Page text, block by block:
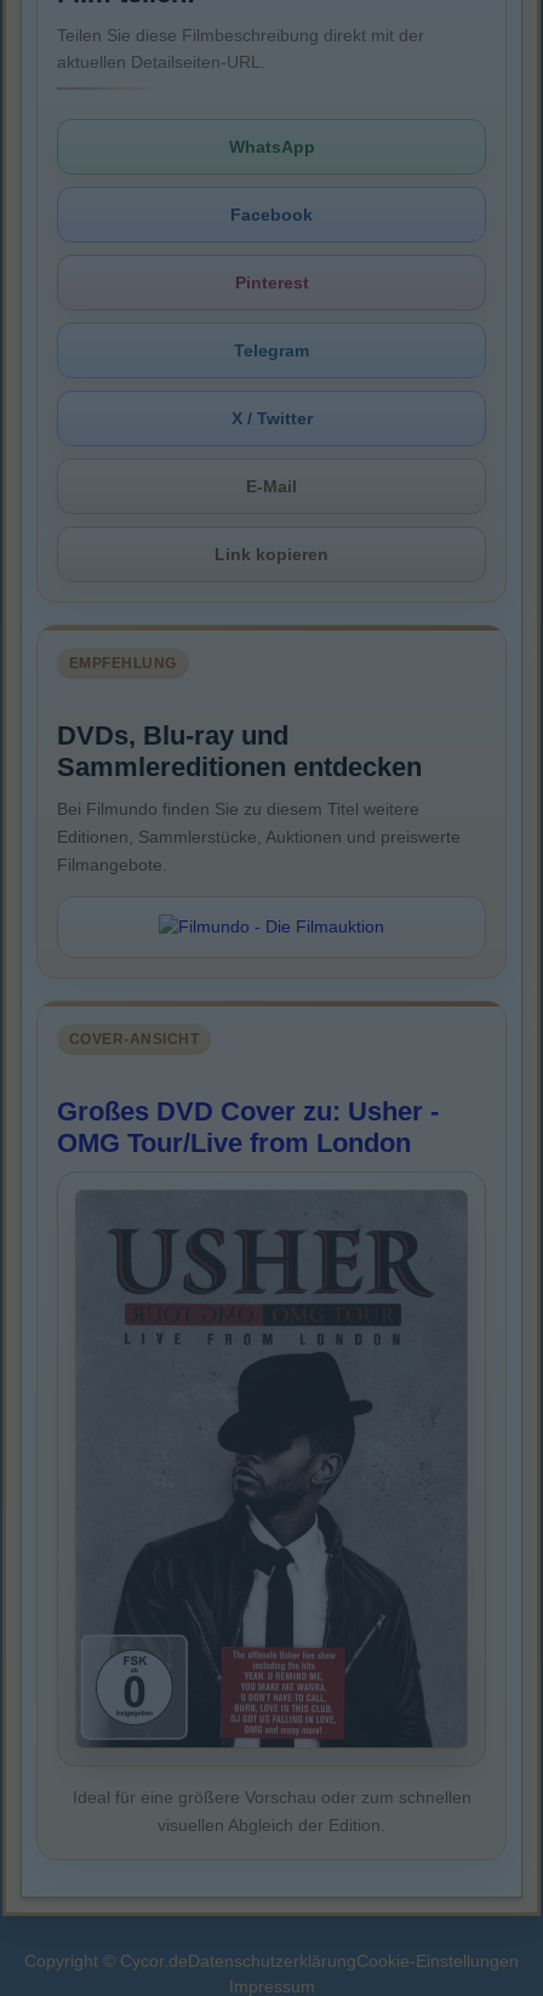
Teilen Sie diese Filmbeschreibung direkt mit der
aktuellen Detailseiten-URL.
WhatsApp
Facebook
Pinterest
Telegram
X / Twitter
E-Mail
Link kopieren
EMPFEHLUNG
DVDs, Blu-ray und
Sammlereditionen entdecken
Bei Filmundo finden Sie zu diesem Titel weitere
Editionen, Sammlerstücke, Auktionen und preiswerte
Filmangebote.
COVER-ANSICHT
Großes DVD Cover zu: Usher -
OMG Tour/Live from London
Ideal für eine größere Vorschau oder zum schnellen
visuellen Abgleich der Edition.
Copyright © Cycor.deDatenschutzerklärungCookie-Einstellungen
Impressum